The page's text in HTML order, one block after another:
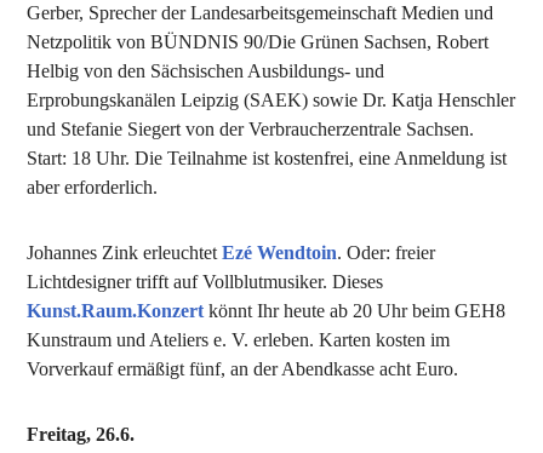
Gerber, Sprecher der Landesarbeitsgemeinschaft Medien und
Netzpolitik von BÜNDNIS 90/Die Grünen Sachsen, Robert
Helbig von den Sächsischen Ausbildungs- und
Erprobungskanälen Leipzig (SAEK) sowie Dr. Katja Henschler
und Stefanie Siegert von der Verbraucherzentrale Sachsen.
Start: 18 Uhr. Die Teilnahme ist kostenfrei, eine Anmeldung ist
aber erforderlich.
Johannes Zink erleuchtetEzé Wendtoin. Oder: freier
Lichtdesigner trifft auf Vollblutmusiker. Dieses
Kunst.Raum.Konzert könnt Ihr heute ab 20 Uhr beim GEH8
Kunstraum und Ateliers e. V. erleben. Karten kosten im
Vorverkauf ermäßigt fünf, an der Abendkasse acht Euro.
Freitag, 26.6.